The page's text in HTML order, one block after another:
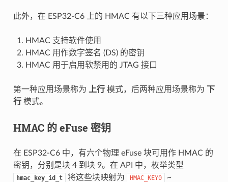
此外，在 ESP32-C6 上的 HMAC 有以下三种应用场景：
HMAC 支持软件使用
HMAC 用作数字签名 (DS) 的密钥
HMAC 用于启用软禁用的 JTAG 接口
第一种应用场景称为 上行模式，后两种应用场景称为
下
行模式。
HMAC 的 eFuse 密钥
在 ESP32-C6 中，有六个物理 eFuse 块可用作 HMAC 的
密钥，分别是块 4 到块 9。在 API 中，枚举类型
hmac_key_id_t 将这些块映射为 HMAC_KEY0 ~